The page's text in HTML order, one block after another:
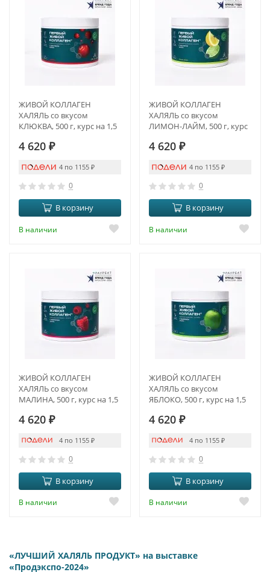
ЖИВОЙ КОЛЛАГЕН
ХАЛЯЛЬ со вкусом
КЛЮКВА, 500 г, курс на 1,5
4 620 ₽
4 по 1155 ₽
0
В корзину
В наличии
ЖИВОЙ КОЛЛАГЕН
ХАЛЯЛЬ со вкусом
ЛИМОН-ЛАЙМ, 500 г, курс
4 620 ₽
4 по 1155 ₽
0
В корзину
В наличии
ЖИВОЙ КОЛЛАГЕН
ХАЛЯЛЬ со вкусом
МАЛИНА, 500 г, курс на 1,5
4 620 ₽
4 по 1155 ₽
0
В корзину
В наличии
ЖИВОЙ КОЛЛАГЕН
ХАЛЯЛЬ со вкусом
ЯБЛОКО, 500 г, курс на 1,5
4 620 ₽
4 по 1155 ₽
0
В корзину
В наличии
«ЛУЧШИЙ ХАЛЯЛЬ ПРОДУКТ» на выставке
«Продэкспо-2024»